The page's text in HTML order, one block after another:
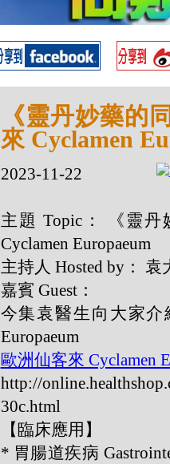
《靈丹妙藥的
來 Cyclamen
2023-11-22
主題 Topic： 《靈丹
Cyclamen Europaeum
主持人 Hosted by：
嘉賓 Guest：
今集袁醫生向大家介
Europaeum
歐洲仙客來 Cyclamen
http://
30c.html
【臨床應用】
* 胃腸道疾病